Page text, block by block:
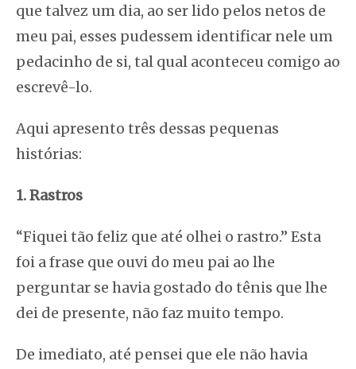
que talvez um dia, ao ser lido pelos netos de
meu pai, esses pudessem identificar nele um
pedacinho de si, tal qual aconteceu comigo ao
escrevê-lo.
Aqui apresento três dessas pequenas
histórias:
1. Rastros
“Fiquei tão feliz que até olhei o rastro.” Esta
foi a frase que ouvi do meu pai ao lhe
perguntar se havia gostado do tênis que lhe
dei de presente, não faz muito tempo.
De imediato, até pensei que ele não havia